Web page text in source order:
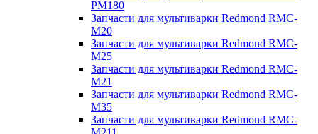
PM180
Запчасти для мультиварки Redmond RMC-
M20
Запчасти для мультиварки Redmond RMC-
M25
Запчасти для мультиварки Redmond RMC-
M21
Запчасти для мультиварки Redmond RMC-
M35
Запчасти для мультиварки Redmond RMC-